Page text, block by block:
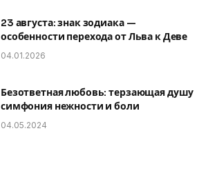
23 августа: знак зодиака —
особенности перехода от Льва к Деве
04.01.2026
Безответная любовь: терзающая душу
симфония нежности и боли
04.05.2024